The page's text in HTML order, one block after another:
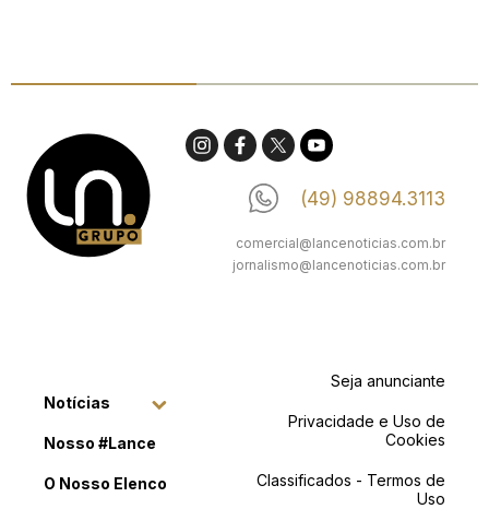
(49) 98894.3113
comercial@lancenoticias.com.br
jornalismo@lancenoticias.com.br
Notícias
Nosso #Lance
O Nosso Elenco
Seja anunciante
Privacidade e Uso de
Cookies
Classificados - Termos de
Uso